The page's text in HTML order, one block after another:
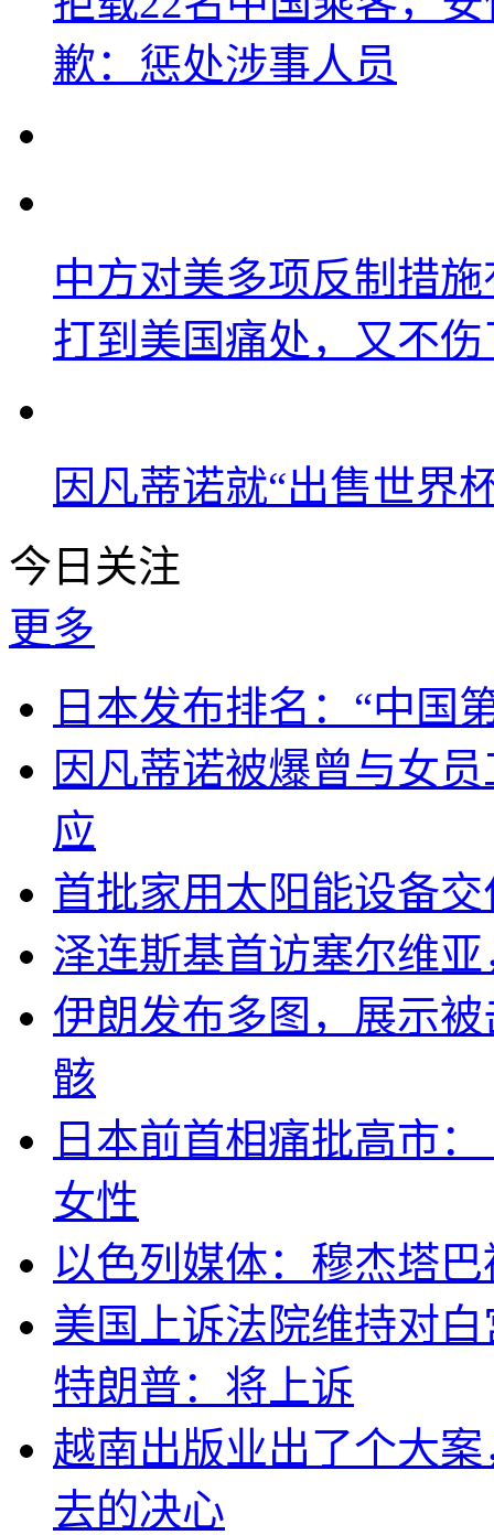
歉：惩处涉事人员
中方对美多项反制措
打到美国痛处，又不
因凡蒂诺就“出售世界
今日关注
更多
日本发布排名：“中国
因凡蒂诺被爆曾与女
应
首批家用太阳能设备
泽连斯基首访塞尔维
伊朗发布多图，展示
骸
日本前首相痛批高市
女性
以色列媒体：穆杰塔
美国上诉法院维持对
特朗普：将上诉
越南出版业出了个大
去的决心